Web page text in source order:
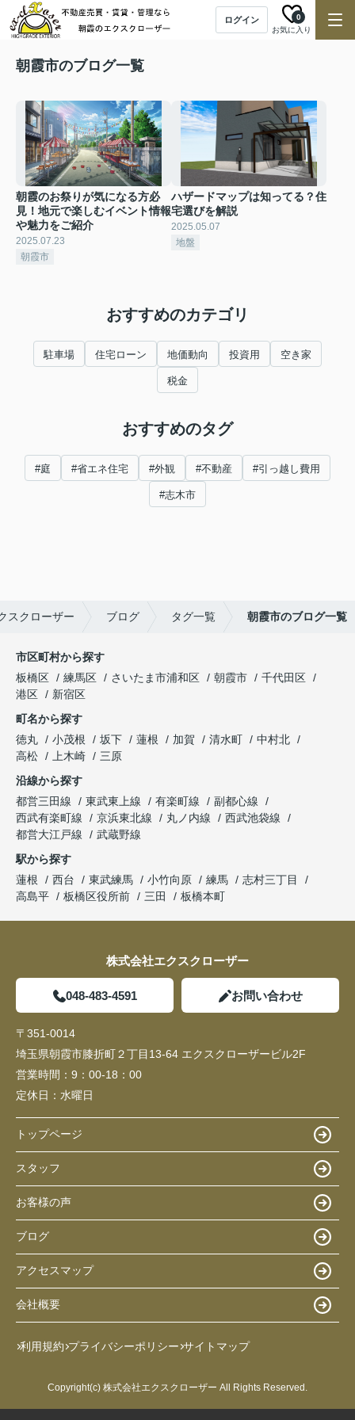
ログイン
お気に入り
0
朝霞市のブログ一覧
朝霞のお祭りが気になる方必
見！地元で楽しむイベント情報
や魅力をご紹介
2025.07.23
朝霞市
ハザードマップは知ってる？住
宅選びを解説
2025.05.07
地盤
おすすめのカテゴリ
駐車場 住宅ローン 地価動向 投資用 空き家
税金
おすすめのタグ
#庭 #省エネ住宅 #外観 #不動産 #引っ越し費用
#志木市
スクローザー ブログ タグ一覧 朝霞市のブログ一覧
市区町村から探す
板橋区
練馬区 さいたま市浦和区 朝霞市
千代田区
港区
新宿区
町名から探す
徳丸
小茂根 坂下 蓮根 加賀 清水町
中村北
高松
上木崎
三原
沿線から探す
都営三田線
東武東上線 有楽町線
副都心線
西武有楽町線
京浜東北線 丸ノ内線
西武池袋線
都営大江戸線
武蔵野線
駅から探す
蓮根
西台 東武練馬 小竹向原 練馬
志村三丁目
高島平
板橋区役所前 三田 板橋本町
株式会社エクスクローザー
048-483-4591 お問い合わせ
〒351-0014
埼玉県朝霞市膝折町２丁目13-64 エクスクローザービル2F
営業時間： 9：00-18：00
定休日： 水曜日
トップページ
スタッフ
お客様の声
ブログ
アクセスマップ
会社概要
利用規約 プライバシーポリシー サイトマップ
Copyright(c) 株式会社エクスクローザー All Rights Reserved.